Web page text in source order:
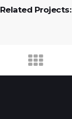
Related Projects: